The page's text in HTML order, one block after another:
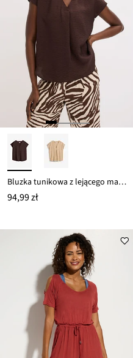
Bluzka tunikowa z lejącego materiału z wiskozą
94,99 zł